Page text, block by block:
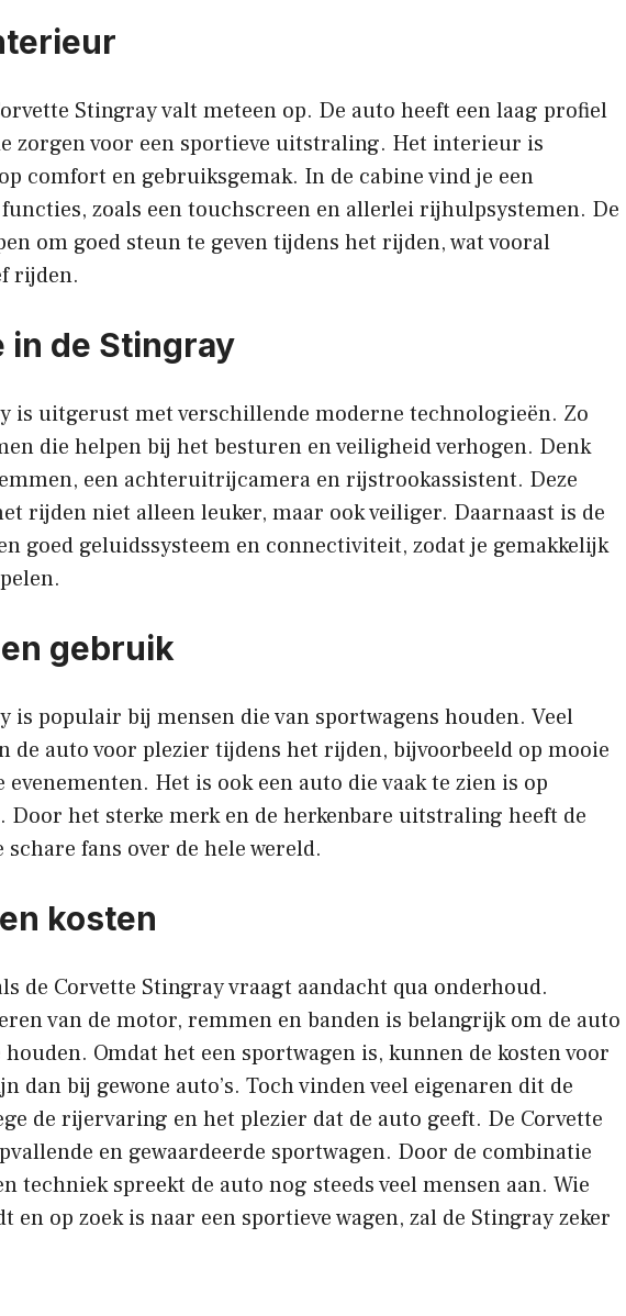
Stingray valt meteen op. De auto heeft een laag profiel
zorgen voor een sportieve uitstraling. Het interieur is
comfort en gebruiksgemak. In de cabine vind je een
zoals een touchscreen en allerlei rijhulpsystemen. De
om goed steun te geven tijdens het rijden, wat vooral
rijden.
in de Stingray
is uitgerust met verschillende moderne technologieën. Zo
die helpen bij het besturen en veiligheid verhogen. Denk
een achteruitrijcamera en rijstrookassistent. Deze
rijden niet alleen leuker, maar ook veiliger. Daarnaast is de
goed geluidssysteem en connectiviteit, zodat je gemakkelijk
gebruik
is populair bij mensen die van sportwagens houden. Veel
de auto voor plezier tijdens het rijden, bijvoorbeeld op mooie
evenementen. Het is ook een auto die vaak te zien is op
Door het sterke merk en de herkenbare uitstraling heeft de
fans over de hele wereld.
kosten
de Corvette Stingray vraagt aandacht qua onderhoud.
van de motor, remmen en banden is belangrijk om de auto
Omdat het een sportwagen is, kunnen de kosten voor
dan bij gewone auto’s. Toch vinden veel eigenaren dit de
de rijervaring en het plezier dat de auto geeft. De Corvette
en gewaardeerde sportwagen. Door de combinatie
techniek spreekt de auto nog steeds veel mensen aan. Wie
en op zoek is naar een sportieve wagen, zal de Stingray zeker